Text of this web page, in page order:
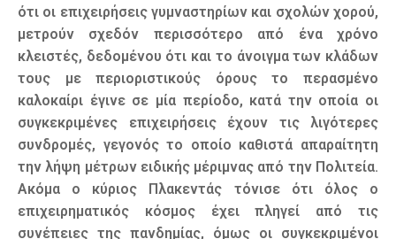
ότι οι επιχειρήσεις γυμναστηρίων και σχολών χορού,
μετρούν σχεδόν περισσότερο από ένα χρόνο
κλειστές, δεδομένου ότι και το άνοιγμα των κλάδων
τους με περιοριστικούς όρους το περασμένο
καλοκαίρι έγινε σε μία περίοδο, κατά την οποία οι
συγκεκριμένες επιχειρήσεις έχουν τις λιγότερες
συνδρομές, γεγονός το οποίο καθιστά απαραίτητη
την λήψη μέτρων ειδικής μέριμνας από την Πολιτεία.
Ακόμα ο κύριος Πλακεντάς τόνισε ότι όλος ο
επιχειρηματικός κόσμος έχει πληγεί από τις
συνέπειες της πανδημίας, όμως οι συγκεκριμένοι